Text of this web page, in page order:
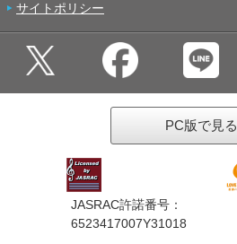
サイトポリシー
PC版で見る
JASRAC許諾番号：
6523417007Y31018